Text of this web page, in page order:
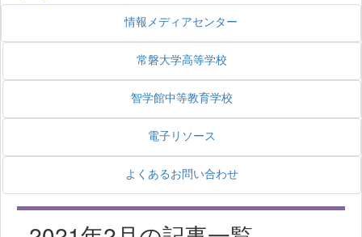
情報メディアセンター
常磐大学高等学校
智学館中等教育学校
電子リソース
よくあるお問い合わせ